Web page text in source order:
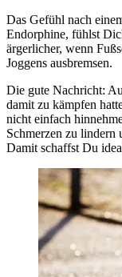
Das Gefühl nach
Endorphine, fühlst
ärgerlicher, wenn
Joggens ausbremsen.
Die gute Nachricht:
damit zu kämpfen
nicht einfach
Schmerzen zu lindern
Damit schaffst Du